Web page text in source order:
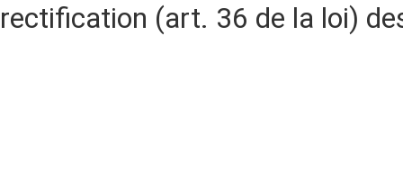
rectification (art. 36 de la loi)